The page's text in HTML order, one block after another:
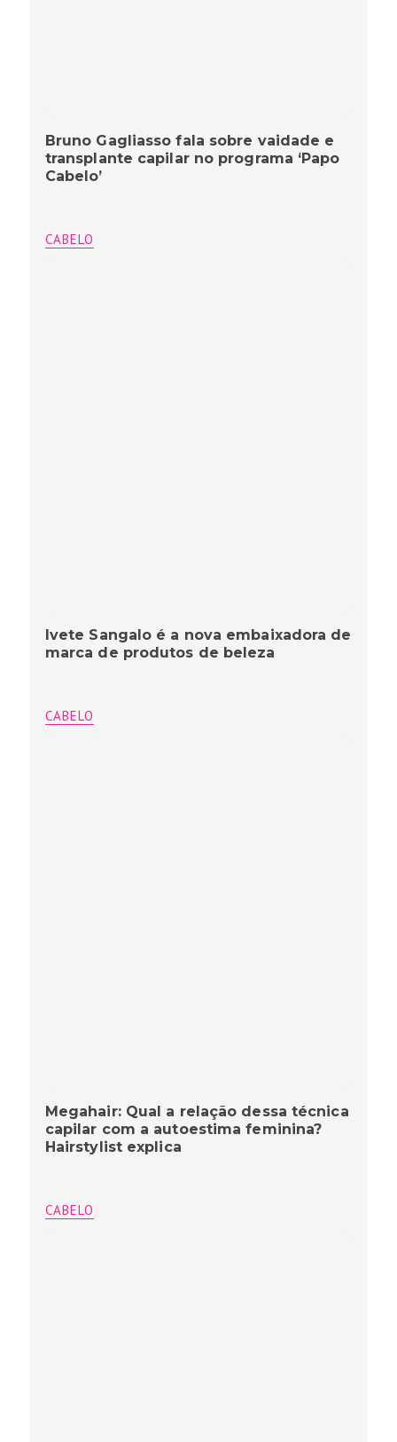
Bruno Gagliasso fala sobre vaidade e
transplante capilar no programa ‘Papo
Cabelo’
CABELO
Ivete Sangalo é a nova embaixadora de
marca de produtos de beleza
CABELO
Megahair: Qual a relação dessa técnica
capilar com a autoestima feminina?
Hairstylist explica
CABELO